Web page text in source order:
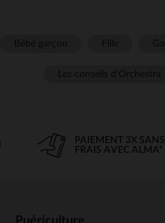
PAIEMENT 3X SANS
FRAIS AVEC ALMA*